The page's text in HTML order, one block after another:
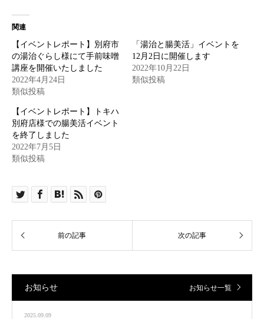
関連
【イベントレポート】別府市
の湯治ぐらし様にて手前味噌
講座を開催いたしました
2022年4月24日
類似投稿
「湯治と腸美活」イベントを
12月2日に開催します
2022年10月22日
類似投稿
【イベントレポート】トキハ
別府店様での腸美活イベント
を終了しました
2022年7月5日
類似投稿
お知らせ お知らせ一覧
2025.09.09